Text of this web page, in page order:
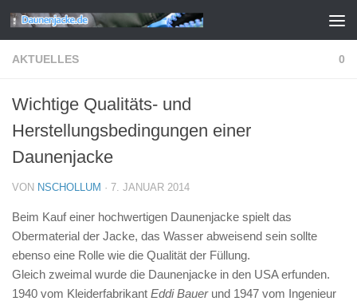
Zum Inhalt springen
AKTUELLES 0
Wichtige Qualitäts- und
Herstellungsbedingungen einer
Daunenjacke
VON NSCHOLLUM · 7. JANUAR 2014
Beim Kauf einer hochwertigen Daunenjacke spielt das
Obermaterial der Jacke, das Wasser abweisend sein sollte
ebenso eine Rolle wie die Qualität der Füllung.
Gleich zweimal wurde die Daunenjacke in den USA erfunden.
1940 vom Kleiderfabrikant Eddi Bauerund 1947 vom Ingenieur